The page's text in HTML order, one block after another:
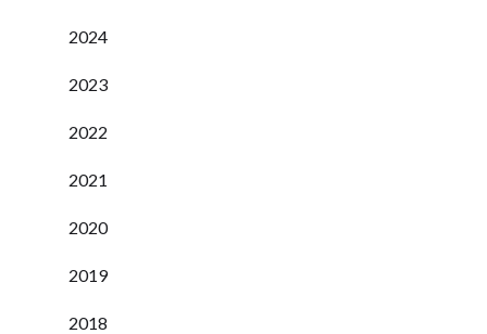
2024
2023
2022
2021
2020
2019
2018